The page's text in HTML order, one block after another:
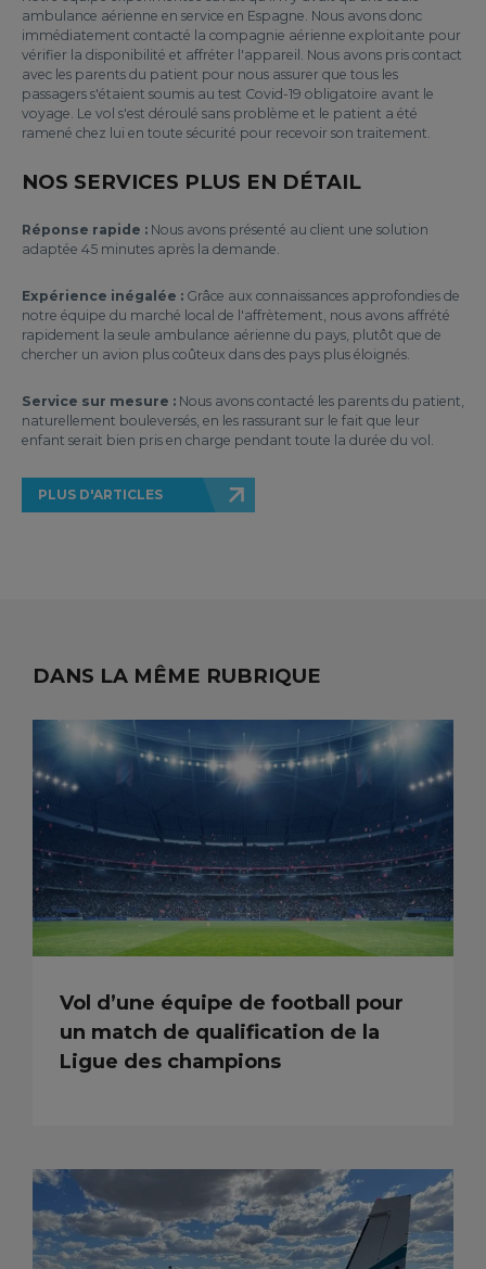
ambulance aérienne en service en Espagne. Nous avons donc
immédiatement contacté la compagnie aérienne exploitante pour
vérifier la disponibilité et affréter l'appareil. Nous avons pris contact
avec les parents du patient pour nous assurer que tous les
passagers s'étaient soumis au test Covid-19 obligatoire avant le
voyage. Le vol s'est déroulé sans problème et le patient a été
ramené chez lui en toute sécurité pour recevoir son traitement.
NOS SERVICES PLUS EN DÉTAIL
Réponse rapide : Nous avons présenté au client une solution
adaptée 45 minutes après la demande.
Expérience inégalée : Grâce aux connaissances approfondies de
notre équipe du marché local de l'affrètement, nous avons affrété
rapidement la seule ambulance aérienne du pays, plutôt que de
chercher un avion plus coûteux dans des pays plus éloignés.
Service sur mesure : Nous avons contacté les parents du patient,
naturellement bouleversés, en les rassurant sur le fait que leur
enfant serait bien pris en charge pendant toute la durée du vol.
PLUS D'ARTICLES
DANS LA MÊME RUBRIQUE
Vol d’une équipe de football pour
un match de qualification de la
Ligue des champions